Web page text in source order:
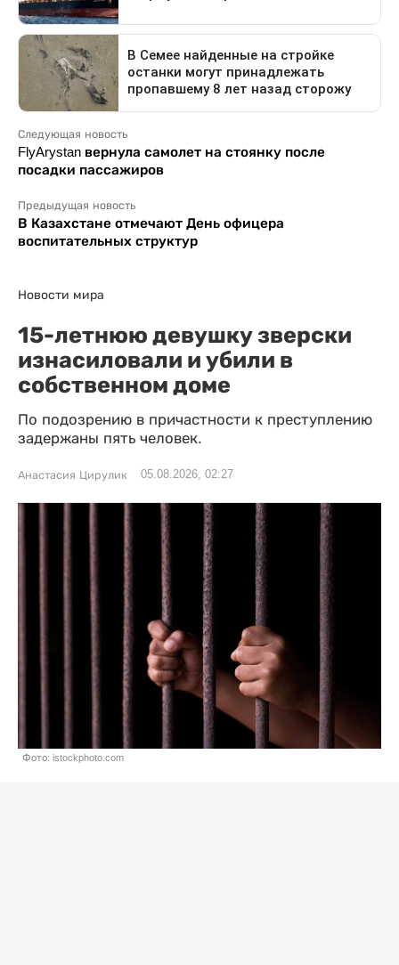
Следующая новость
FlyArystan вернула самолет на стоянку после
посадки пассажиров
Предыдущая новость
В Казахстане отмечают День офицера
воспитательных структур
Новости мира
15-летнюю девушку зверски
изнасиловали и убили в
собственном доме
По подозрению в причастности к преступлению
задержаны пять человек.
Анастасия Цирулик 05.08.2026, 02:27
Фото: istockphoto.com